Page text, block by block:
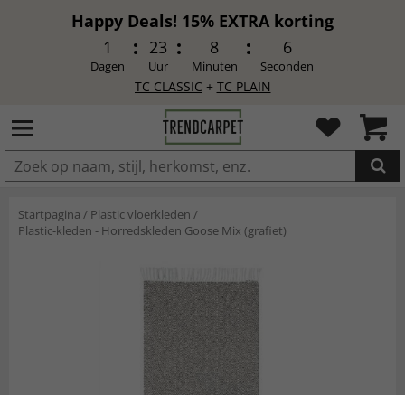
Happy Deals! 15% EXTRA korting
1
Dagen
23
Uur
8
Minuten
4
Seconden
TC CLASSIC + TC PLAIN
IN DE WINKELWAGEN GELEGD
Startpagina / Plastic vloerkleden /
Plastic-kleden - Horredskleden Goose Mix (grafiet)